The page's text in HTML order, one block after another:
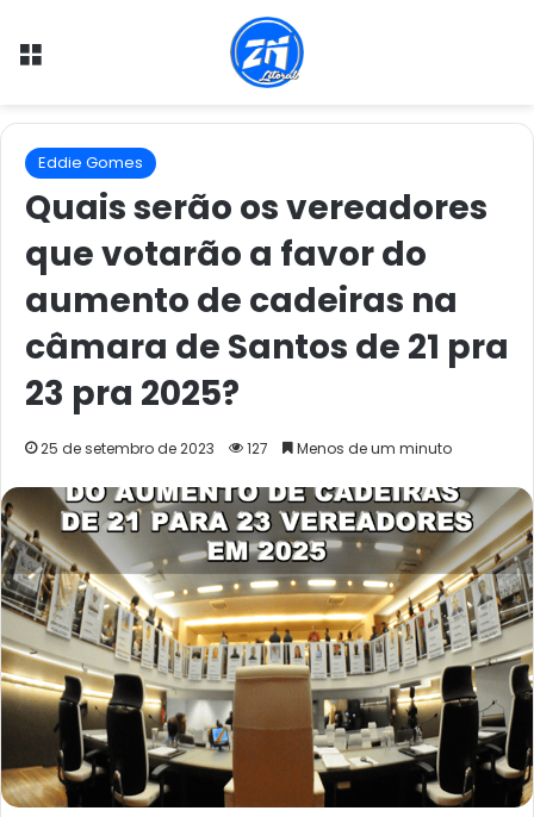
Menu
Eddie Gomes
Quais serão os vereadores
que votarão a favor do
aumento de cadeiras na
câmara de Santos de 21 pra
23 pra 2025?
25 de setembro de 2023 127 Menos de um minuto